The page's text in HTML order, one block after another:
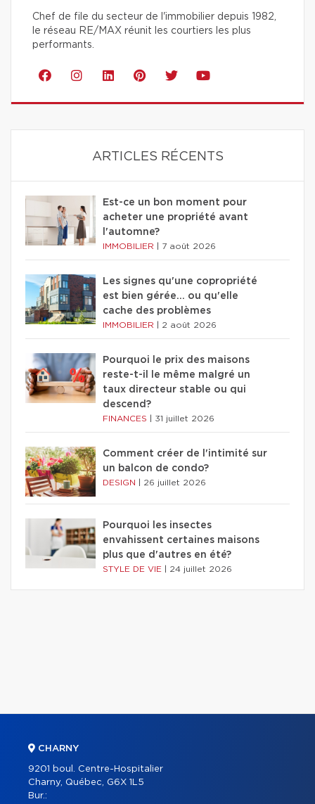
Chef de file du secteur de l'immobilier depuis 1982,
le réseau RE/MAX réunit les courtiers les plus
performants.
ARTICLES RÉCENTS
Est-ce un bon moment pour
acheter une propriété avant
l'automne?
IMMOBILIER 7 août 2026
Les signes qu'une copropriété
est bien gérée… ou qu'elle
cache des problèmes
IMMOBILIER 2 août 2026
Pourquoi le prix des maisons
reste-t-il le même malgré un
taux directeur stable ou qui
descend?
FINANCES 31 juillet 2026
Comment créer de l'intimité sur
un balcon de condo?
DESIGN 26 juillet 2026
Pourquoi les insectes
envahissent certaines maisons
plus que d'autres en été?
STYLE DE VIE 24 juillet 2026
CHARNY
9201 boul. Centre-Hospitalier
Charny, Québec, G6X 1L5
Bur.: